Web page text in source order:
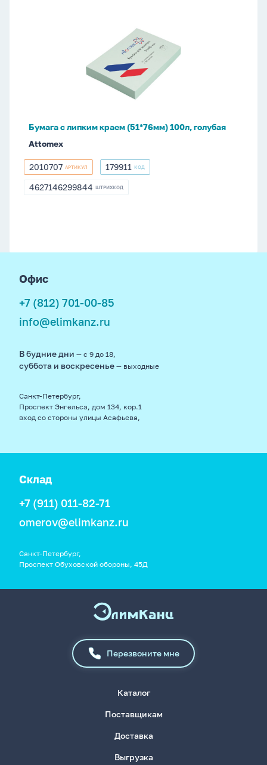
Бумага с липким краем (51*76мм) 100л, голубая
Attomex
2010707
2010707 АРТИКУЛ 179911
179911 КОД
4627146299844
4627146299844 ШТРИХКОД
Офис
+7 (812) 701-00-85
info@elimkanz.ru
В будние дни — с 9 до 18,
суббота и воскресенье — выходные
Санкт-Петербург,
Проспект Энгельса, дом 134, кор.1
вход со стороны улицы Асафьева,
Склад
+7 (911) 011-82-71
omerov@elimkanz.ru
Санкт-Петербург,
Проспект Обуховской обороны, 45Д
Перезвоните мне
Каталог
Поставщикам
Доставка
Выгрузка